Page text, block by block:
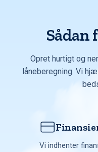
Sådan
Opret hurtigt og
låneberegning. Vi
Vi indhenter